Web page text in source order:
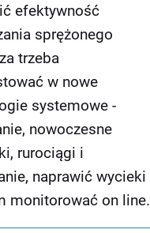
efektywność
sprężonego
trzeba
w nowe
systemowe -
nowoczesne
rurociągi i
naprawić wycieki
monitorować on line.